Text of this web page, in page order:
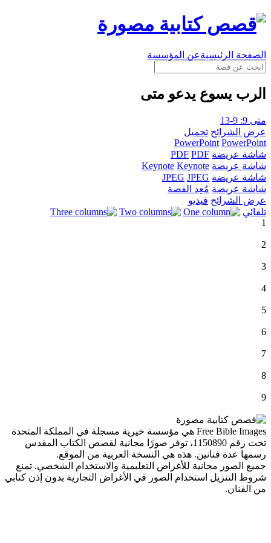
الصفحة الرئيسيةعن المؤسسة
الرب يسوع يدعو متى
متى 9: 9-13
عرض الشرائح تحميل
PowerPoint PowerPoint
شاشة عريضة
PDF PDF
شاشة عريضة
Keynote Keynote
شاشة عريضة
JPEG JPEG
شاشة عريضة مُعِد القصة
عرض الشرائح فيديو
تلقائي
1
2
3
4
5
6
7
8
9
Free Bible Images هي مؤسسة خيرية مسجلة في المملكة المتحدة
تحت رقم 1150890، توفر صورًا مجانية لقصص الكتاب المقدس
رسمها عدة فنانين. هذه هي النسخة العربية من الموقع.
جميع الصور مجانية للأغراض التعليمية والاستخدام الشخصي. تمنع
شروط التنزيل استخدام الصور في الأغراض التجارية بدون إذن كتابي
من الفنان.